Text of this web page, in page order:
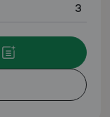
3